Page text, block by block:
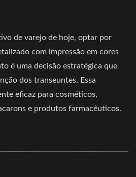
de varejo de hoje, optar por
com impressão em cores
é uma decisão estratégica que
dos transeuntes. Essa
eficaz para cosméticos,
e produtos farmacêuticos.